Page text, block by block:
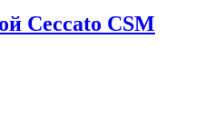
Ceccato CSM